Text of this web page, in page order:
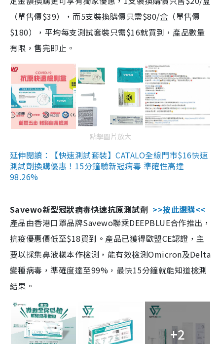
（單售價$39），而5支裝換購價只需$80/盒（單售價
$180），平均每支測試套裝只需$16就買到，產品數量
有限，售完即止。
點擊圖片放大
延伸閱讀：【快速測試套裝】CATALO全線門市$16快速
測試劑換購優惠！15分鐘驗新冠病毒 準確性高達
98.26%
Savewo新型冠狀病毒快速抗原測試劑 >>按此選購<<
產品由香港口罩品牌Savewo聯乘DEEPBLUE合作推出，
抗疫優惠價低至$18買到。產品已獲得歐盟CE認證，主
要以採集鼻液樣本作檢測，能有效檢測Omicron及Delta
變種病毒，準確度達至99%，最快15分鐘就能知道檢測
結果。
+2